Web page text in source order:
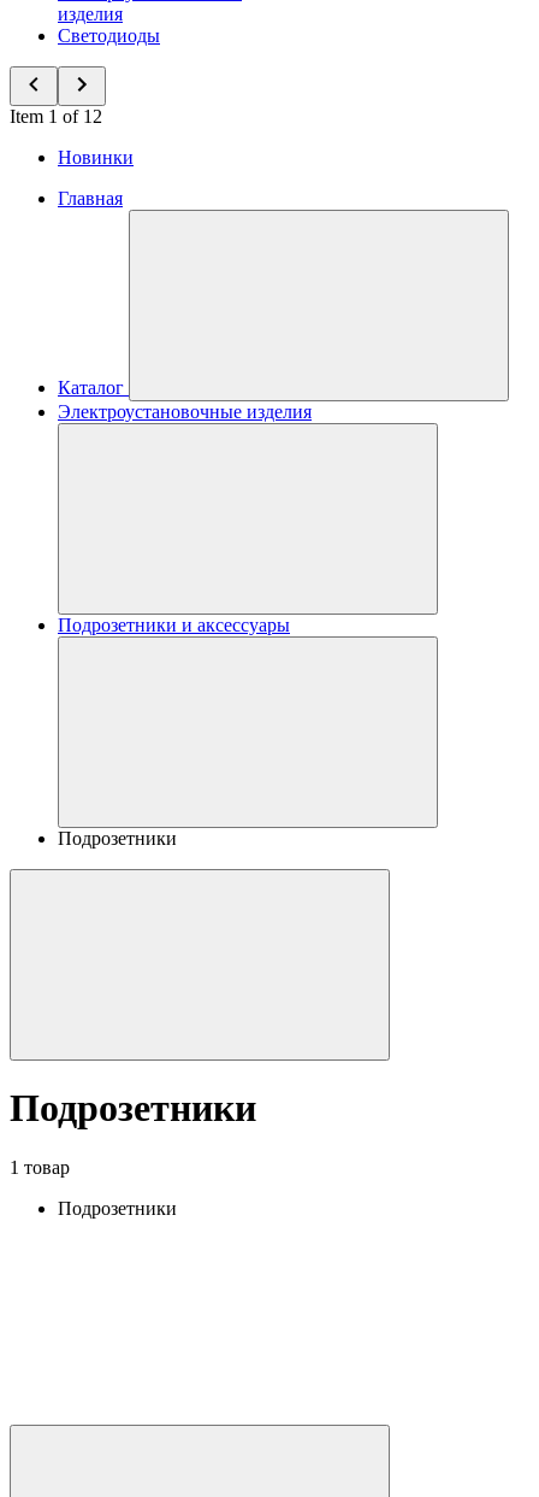
изделия
Светодиоды
Item 1 of 12
Новинки
Главная
Каталог
Электроустановочные изделия
Подрозетники и аксессуары
Подрозетники
Подрозетники
1 товар
Подрозетники